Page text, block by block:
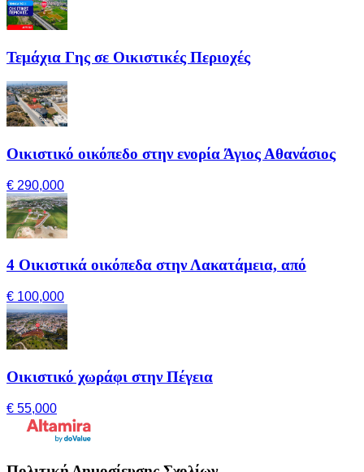
Τεμάχια Γης σε Οικιστικές Περιοχές
Οικιστικό οικόπεδο στην ενορία Άγιος Αθανάσιος
€ 290,000
4 Οικιστικά οικόπεδα στην Λακατάμεια, από
€ 100,000
Οικιστικό χωράφι στην Πέγεια
€ 55,000